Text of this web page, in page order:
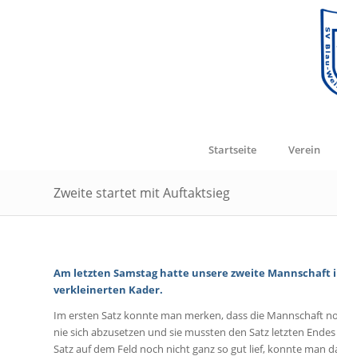
Startseite Verein
Zweite startet mit Auftaktsieg
Am letzten Samstag hatte unsere zweite
verkleinerten Kader.
Im ersten Satz konnte man merken, dass die Mannschaft
nie sich abzusetzen und sie mussten den Satz letzten
Satz auf dem Feld noch nicht ganz so gut lief, konnte man